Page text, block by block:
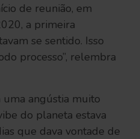
de reunião, em
a primeira
se sentido. Isso
processo”, relembra
uma angústia muito
do planeta estava
que dava vontade de